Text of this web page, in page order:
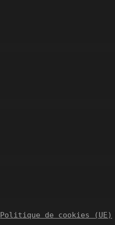
Politique de cookies (UE)